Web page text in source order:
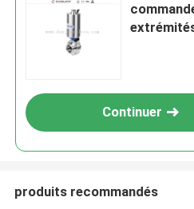
Continuer
produits recommandés